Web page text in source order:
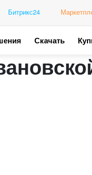
Битрикс24
Скачать